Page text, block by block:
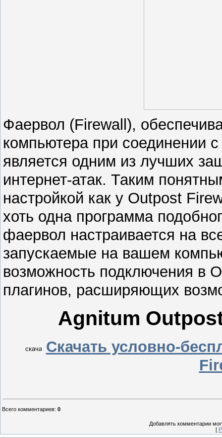
Фаервол (Firewall),
компьютера при соединении
является одним из лучших
интернет-атак. Таким
настройкой как у Outpost
хоть одна программа
фаервол настраивается на
запускаемые на вашем
возможность подключения в
плагинов, расширяющих
Аgnitum
Скачать условно-
Всего комментариев: 0
Добавлять комментарии
[